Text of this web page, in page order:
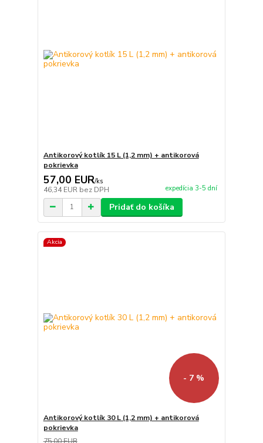
Antikorový kotlík 15 L (1,2 mm) + antikorová
pokrievka
57,00 EUR/ks
46,34 EUR bez DPH expedícia 3-5 dní
Pridať do košíka
Akcia
- 7 %
Antikorový kotlík 30 L (1,2 mm) + antikorová
pokrievka